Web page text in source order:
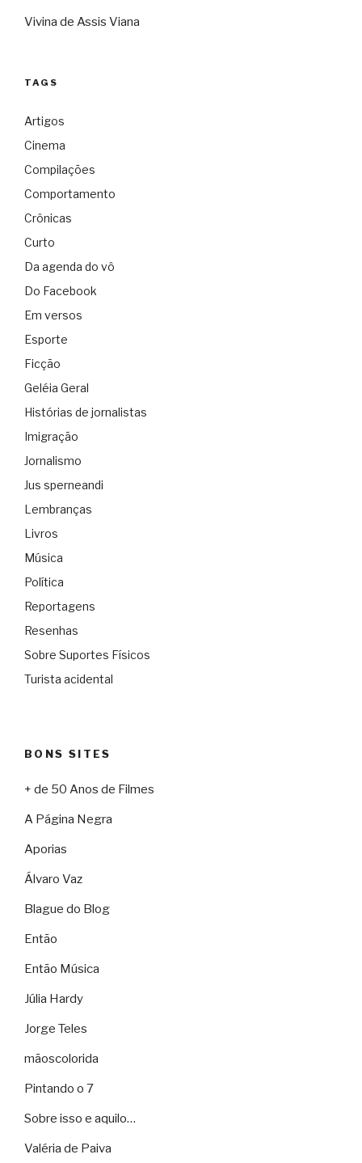
Vivina de Assis Viana
TAGS
Artigos
Cinema
Compilações
Comportamento
Crônicas
Curto
Da agenda do vô
Do Facebook
Em versos
Esporte
Ficção
Geléia Geral
Histórias de jornalistas
Imigração
Jornalismo
Jus sperneandi
Lembranças
Livros
Música
Política
Reportagens
Resenhas
Sobre Suportes Físicos
Turista acidental
BONS SITES
+ de 50 Anos de Filmes
A Página Negra
Aporias
Álvaro Vaz
Blague do Blog
Então
Então Música
Júlia Hardy
Jorge Teles
mãoscolorida
Pintando o 7
Sobre isso e aquilo…
Valéria de Paiva